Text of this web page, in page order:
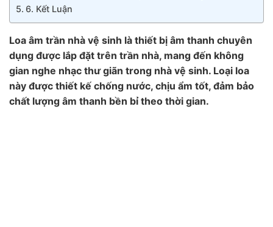
6. Kết Luận
Loa âm trần nhà vệ sinh là thiết bị âm thanh chuyên
dụng được lắp đặt trên trần nhà, mang đến không
gian nghe nhạc thư giãn trong nhà vệ sinh. Loại loa
này được thiết kế chống nước, chịu ẩm tốt, đảm bảo
chất lượng âm thanh bền bỉ theo thời gian.